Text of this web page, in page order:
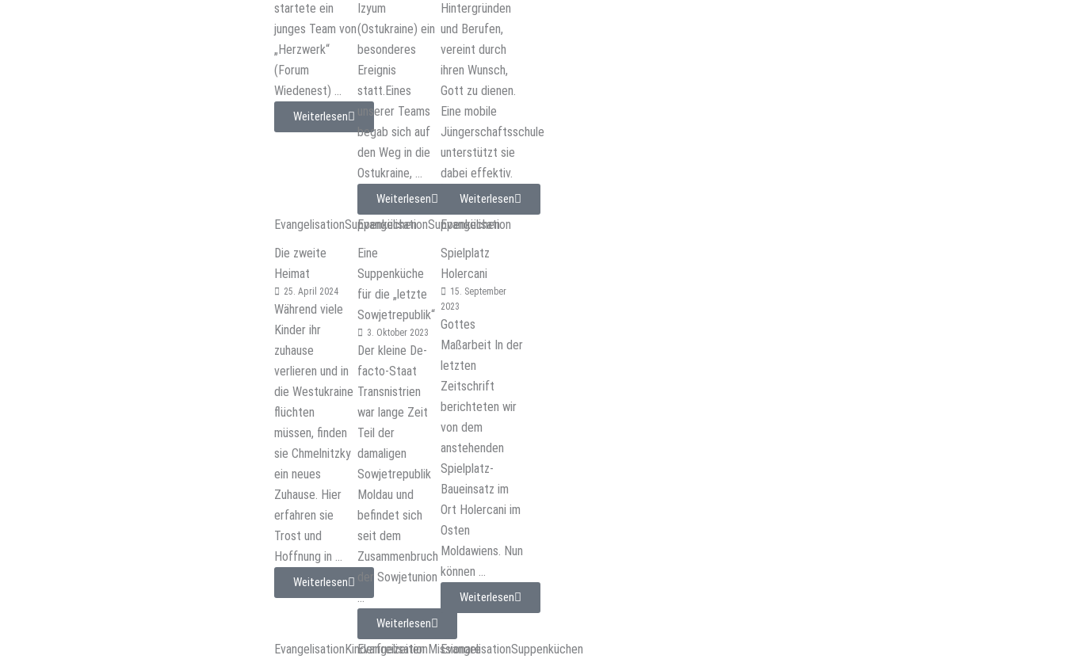
startete ein
junges Team von
„Herzwerk“
(Forum
Wiedenest) ...
Weiterlesen
Izyum
(Ostukraine) ein
besonderes
Ereignis
statt.Eines
unserer Teams
begab sich auf
den Weg in die
Ostukraine, ...
Weiterlesen
Hintergründen
und Berufen,
vereint durch
ihren Wunsch,
Gott zu dienen.
Eine mobile
Jüngerschaftsschule
unterstützt sie
dabei effektiv.
Weiterlesen
EvangelisationSuppenküchen
Die zweite
Heimat
25. April 2024
Während viele
Kinder ihr
zuhause
verlieren und in
die Westukraine
flüchten
müssen, finden
sie Chmelnitzky
ein neues
Zuhause. Hier
erfahren sie
Trost und
Hoffnung in ...
Weiterlesen
EvangelisationSuppenküchen
Eine
Suppenküche
für die „letzte
Sowjetrepublik“
3. Oktober 2023
Der kleine De-
facto-Staat
Transnistrien
war lange Zeit
Teil der
damaligen
Sowjetrepublik
Moldau und
befindet sich
seit dem
Zusammenbruch
der Sowjetunion
...
Weiterlesen
Evangelisation
Spielplatz
Holercani
15. September
2023
Gottes
Maßarbeit In der
letzten
Zeitschrift
berichteten wir
von dem
anstehenden
Spielplatz-
Baueinsatz im
Ort Holercani im
Osten
Moldawiens. Nun
können ...
Weiterlesen
EvangelisationKinderfreizeiten
EvangelisationMissionare
EvangelisationSuppenküchen